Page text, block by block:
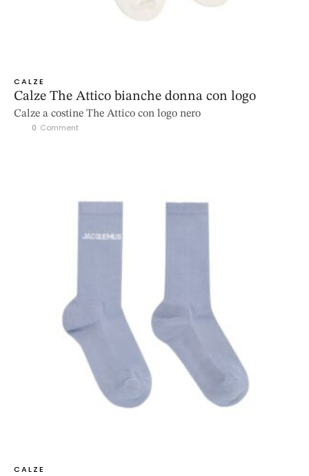
CALZE
Calze The Attico bianche donna con logo
Calze a costine The Attico con logo nero
0 Comment
CALZE